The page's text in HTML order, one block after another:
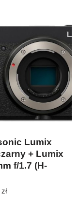
Lumix
+ Lumix
f/1.7 (H-
zł